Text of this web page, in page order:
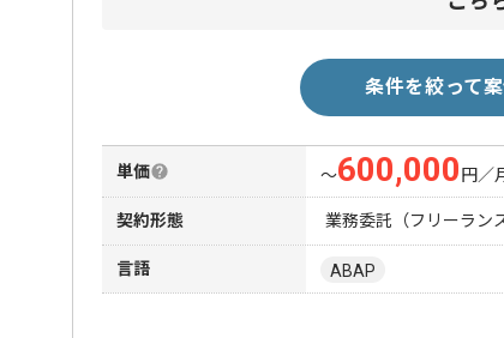
条件を絞って
単価 〜600,000 円／
契約形態 業務委託（フリーラン
言語 ABAP